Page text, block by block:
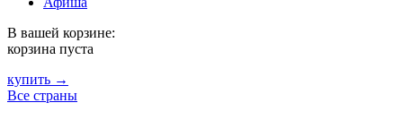
В вашей корзине:
корзина пуста
купить →
Все страны